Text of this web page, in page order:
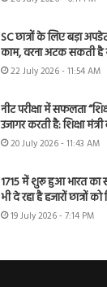
SC छात्रों के लिए बड़ा
काम, वरना अटक सकती है
22 July 2026 - 11:54 AM
नीट परीक्षा में सफलता
उजागर करती है: शिक्षा
20 July 2026 - 11:43 AM
1715 में शुरू हुआ भारत का
भी दे रहा है हजारों छात्रों को
19 July 2026 - 7:14 PM